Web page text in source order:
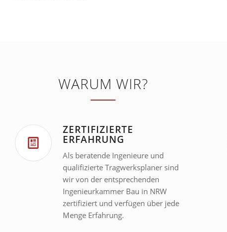
WARUM WIR?
ZERTIFIZIERTE
ERFAHRUNG
Als beratende Ingenieure und
qualifizierte Tragwerksplaner sind
wir von der entsprechenden
Ingenieurkammer Bau in NRW
zertifiziert und verfügen über jede
Menge Erfahrung.